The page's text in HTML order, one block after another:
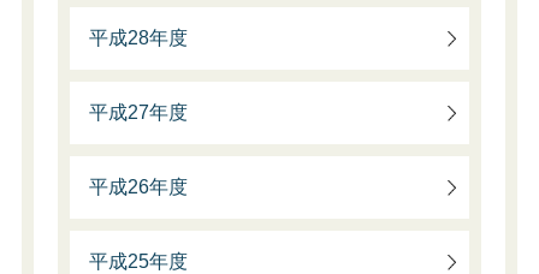
平成28年度
平成27年度
平成26年度
平成25年度